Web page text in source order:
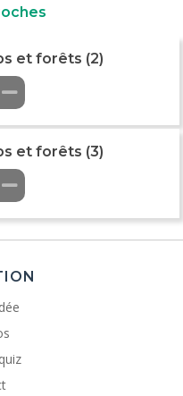
et forêts (2)
et forêts (3)